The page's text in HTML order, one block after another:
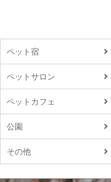
ペット宿
ペットサロン
ペットカフェ
公園
その他